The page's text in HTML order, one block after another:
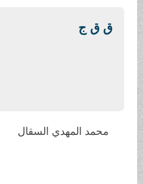
ق ق ج
محمد المهدي السقال